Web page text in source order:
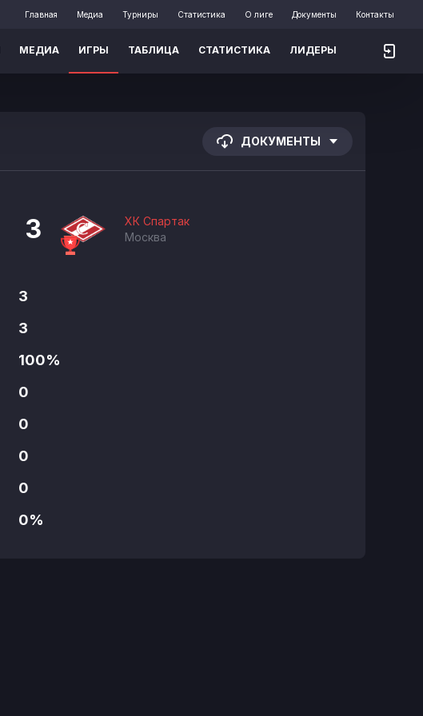
Главная Медиа Турниры Статистика О лиге Документы Контакты
МЕДИА ИГРЫ ТАБЛИЦА СТАТИСТИКА ЛИДЕРЫ
ДОКУМЕНТЫ
ХК Спартак
Москва
3
3
3
100%
0
0
0
0
0%